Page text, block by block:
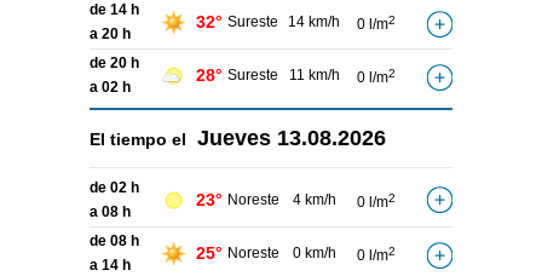
de 14 h
a 20 h
32° Sureste 14 km/h 0 l/m2
de 20 h
a 02 h
28° Sureste 11 km/h 0 l/m2
El tiempo el Jueves 13.08.2026
de 02 h
a 08 h
23° Noreste 4 km/h 0 l/m2
de 08 h
a 14 h
25° Noreste 0 km/h 0 l/m2